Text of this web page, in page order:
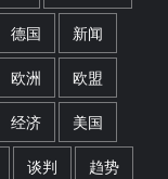
德国 新闻
欧洲 欧盟
经济 美国
谈判 趋势